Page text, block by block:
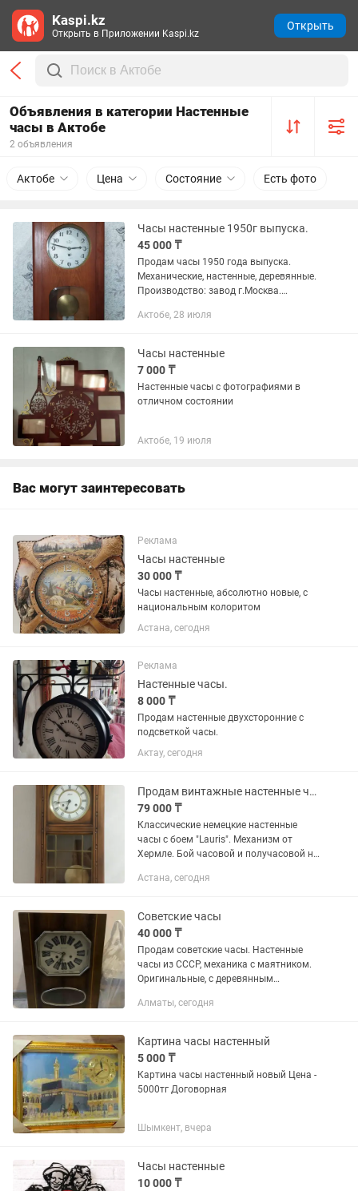
Объявления в категории Настенные
часы в Актобе
2 объявления
Актобе Цена Состояние Есть фото
Часы настенные 1950г выпуска.
45 000 ₸
Продам часы 1950 года выпуска.
Механические, настенные, деревянные.
Производство: завод г.Москва.
объявления.
Актобе, 28 июля
Часы настенные
7 000 ₸
Настенные часы с фотографиями в
отличном состоянии
Актобе, 19 июля
Вас могут заинтересовать
Реклама
Часы настенные
30 000 ₸
Часы настенные, абсолютно новые, с
национальным колоритом
Астана, сегодня
Реклама
Настенные часы.
8 000 ₸
Продам настенные двухсторонние с
подсветкой часы.
Актау, сегодня
Продам винтажные настенные часы с боем
79 000 ₸
Классические немецкие настенные
часы с боем "Lauris". Механизм от
Хермле. Бой часовой и получасовой на
Производство конец 90-х годов
Астана, сегодня
Советские часы
40 000 ₸
Продам советские часы. Настенные
часы из СССР, механика с маятником.
Оригинальные, с деревянным
боем. Сейчас не идут — не знаю, как
Алматы, сегодня
Картина часы настенный
5 000 ₸
Картина часы настенный новый Цена -
5000тг Договорная
Шымкент, вчера
Часы настенные
10 000 ₸
Kaspi.kz
Открыть в Приложении Kaspi.kz
Открыть